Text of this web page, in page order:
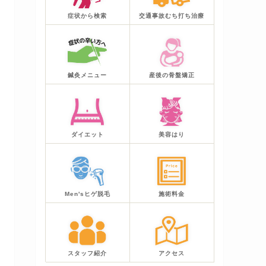
症状から検索 交通事故むち打ち治療
鍼灸メニュー 産後の骨盤矯正
ダイエット 美容はり
Men'sヒゲ脱毛 施術料金
スタッフ紹介 アクセス